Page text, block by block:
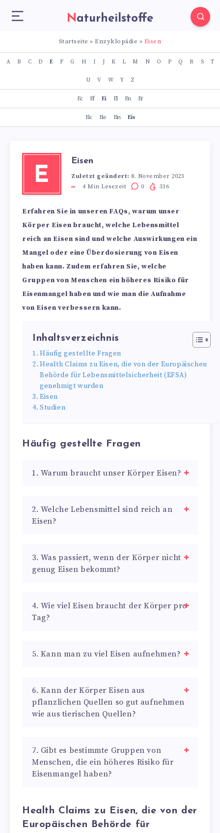
Naturheilstoffe
Startseite »Enzyklopädie » Eisen
A B C D E F G H I J K L M N O P Q R S T
U V W Y Z
Ec Ef Ei El En Er
Eic Eie Ein Eis
E
Eisen
Zuletzt geändert: 8. November 2023
4Min Lesezeit 0 336
Erfahren Sie in unseren FAQs, warum unser
Körper Eisen braucht, welche Lebensmittel
reich an Eisen sind und welche Auswirkungen ein
Mangel oder eine Überdosierung von Eisen
haben kann. Zudem erfahren Sie, welche
Gruppen von Menschen ein höheres Risiko für
Eisenmangel haben und wie man die Aufnahme
von Eisen verbessern kann.
Inhaltsverzeichnis
Häufig gestellte Fragen
Health Claims zu Eisen, die von der Europäischen
Behörde für Lebensmittelsicherheit (EFSA)
genehmigt wurden
Eisen
Studien
Häufig gestellte Fragen
1. Warum braucht unser Körper Eisen?
2. Welche Lebensmittel sind reich an
Eisen?
3. Was passiert, wenn der Körper nicht
genug Eisen bekommt?
4. Wie viel Eisen braucht der Körper pro
Tag?
5. Kann man zu viel Eisen aufnehmen?
6. Kann der Körper Eisen aus
pflanzlichen Quellen so gut aufnehmen
wie aus tierischen Quellen?
7. Gibt es bestimmte Gruppen von
Menschen, die ein höheres Risiko für
Eisenmangel haben?
Health Claims zu Eisen, die von der
Europäischen Behörde für